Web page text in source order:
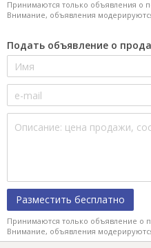
Принимаются только объявления о
Внимание, объявления
Подать объявление о
Разместить бесплатно
Принимаются только объявление о
Внимание, объявления